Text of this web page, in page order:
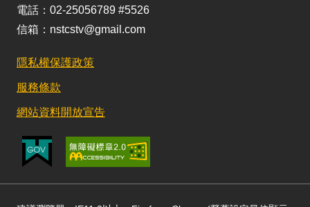
電話：02-25056789 #5526
信箱：nstcstv@gmail.com
隱私權保護政策
服務條款
網站資料開放宣告